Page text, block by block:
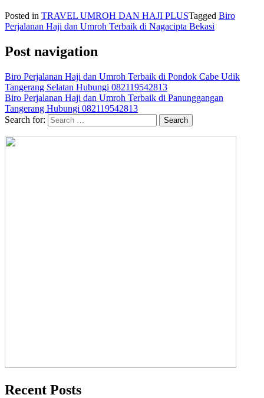
Posted in TRAVEL UMROH DAN HAJI PLUSTagged Biro
Perjalanan Haji dan Umroh Terbaik di Nagacipta Bekasi
Post navigation
Biro Perjalanan Haji dan Umroh Terbaik di Pondok Cabe Udik
Tangerang Selatan Hubungi 082119542813
Biro Perjalanan Haji dan Umroh Terbaik di Panunggangan
Tangerang Hubungi 082119542813
Search for:
Recent Posts